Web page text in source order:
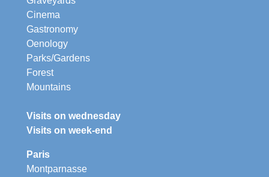
Cinema
Gastronomy
Oenology
Parks/Gardens
Forest
Mountains
Visits on wednesday
Visits on week-end
Paris
Montparnasse